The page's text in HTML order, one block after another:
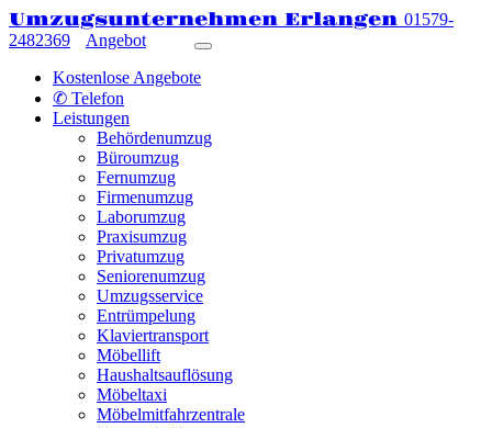
Umzugsunternehmen Erlangen 01579-
2482369
Angebot
Kostenlose Angebote
✆ Telefon
Leistungen
Behördenumzug
Büroumzug
Fernumzug
Firmenumzug
Laborumzug
Praxisumzug
Privatumzug
Seniorenumzug
Umzugsservice
Entrümpelung
Klaviertransport
Möbellift
Haushaltsauflösung
Möbeltaxi
Möbelmitfahrzentrale